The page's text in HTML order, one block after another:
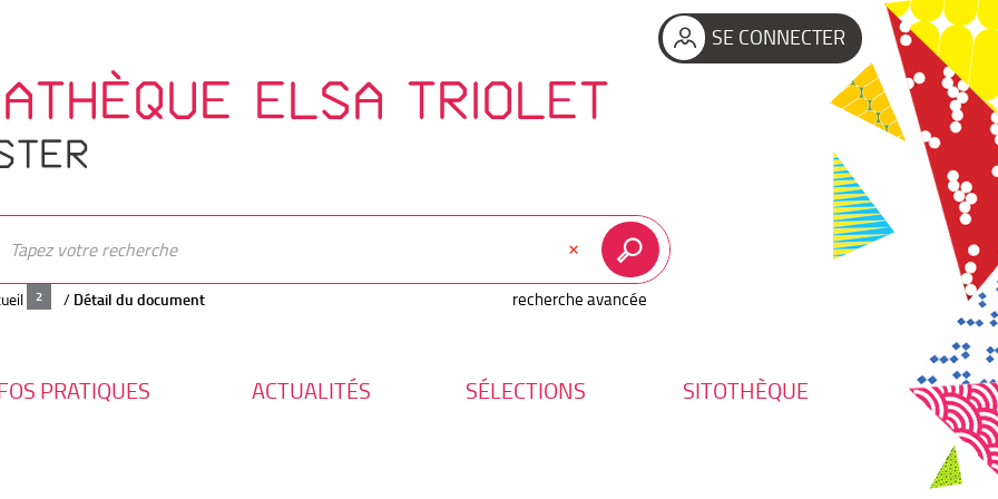
SE CONNECTER
ELSA TRIOLET
recherche avancée
/ Détail du document
PRATIQUES ACTUALITÉS SÉLECTIONS SITOTHÈQUE